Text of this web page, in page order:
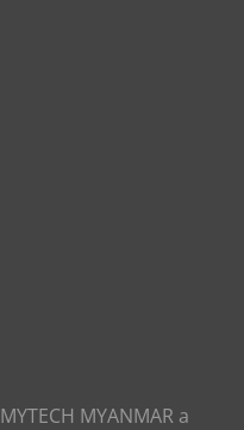
MYTECH MYANMAR a